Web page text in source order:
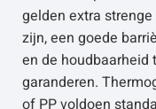
gelden extra
zijn, een goede
en de houdbaarheid
garanderen.
of PP voldoen